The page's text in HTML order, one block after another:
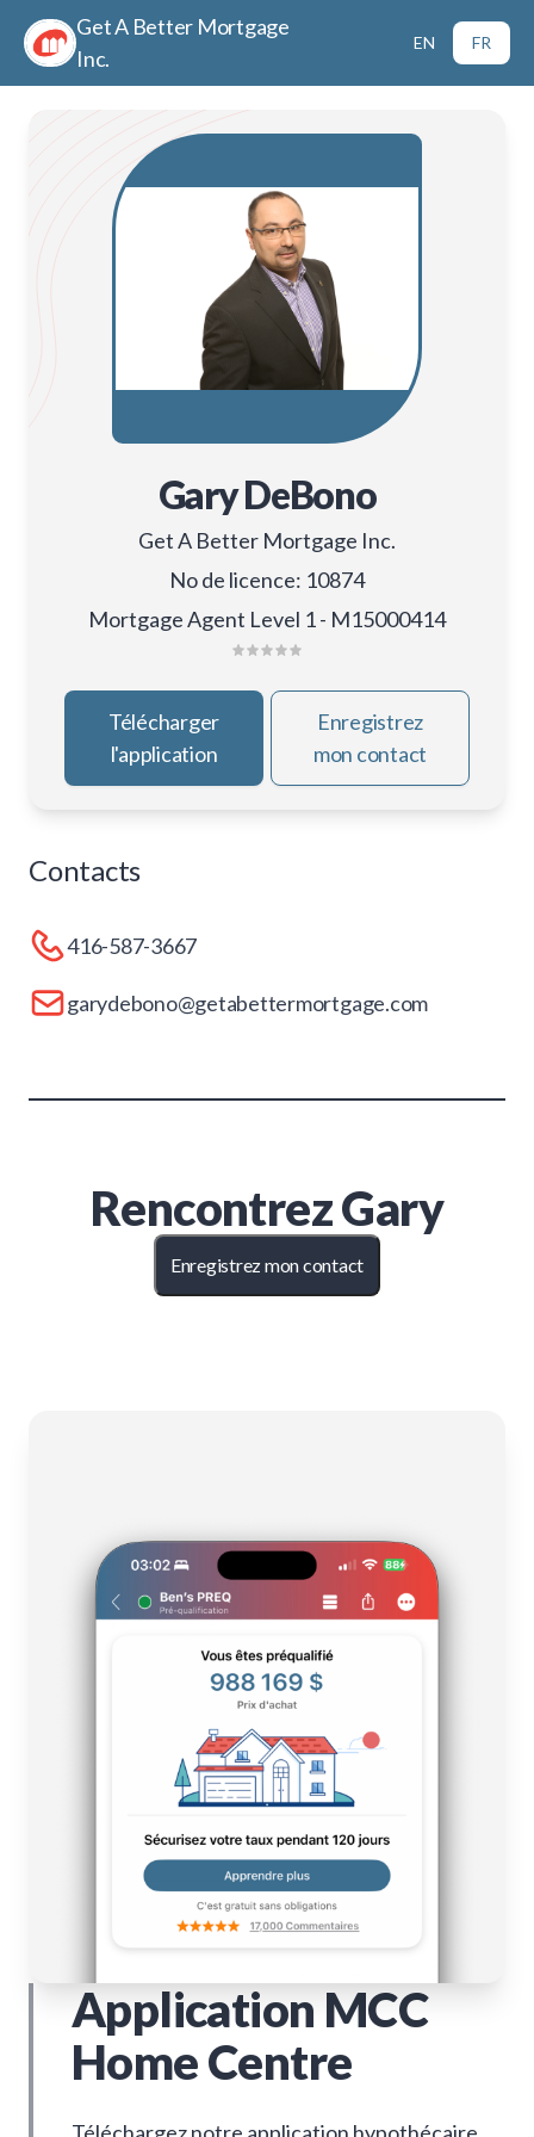
Get A Better Mortgage
Inc.
EN FR
Gary DeBono
Get A Better Mortgage Inc.
No de licence: 10874
Mortgage Agent Level 1 - M15000414
Télécharger
l'application
Enregistrez
mon contact
Contacts
416-587-3667
garydebono@getabettermortgage.com
RencontrezGary
Enregistrez mon contact
Application MCC
Home Centre